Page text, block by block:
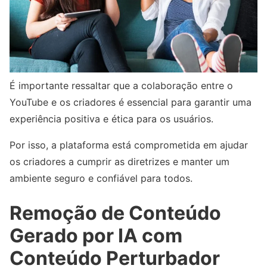
É importante ressaltar que a colaboração entre o
YouTube e os criadores é essencial para garantir uma
experiência positiva e ética para os usuários.
Por isso, a plataforma está comprometida em ajudar
os criadores a cumprir as diretrizes e manter um
ambiente seguro e confiável para todos.
Remoção de Conteúdo
Gerado por IA com
Conteúdo Perturbador